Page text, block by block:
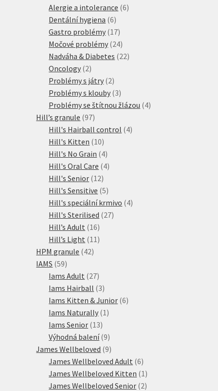
produktů
Alergie a intolerance 66
Dentální hygiena 66
produktů
Gastro problémy 1717
produktů
Močové problémy 2424
produktů
Nadváha & Diabetes 2222
Oncology 22
produkty
Problémy s játry 22
produkty
Problémy s klouby 33
produkty
Problémy se štítnou žlázou 44
Hill’s granule 9797
produktů
Hill's Hairball control 44
Hill's Kitten 1010
produktů
Hill's No Grain 44
produkty
Hill's Oral Care 44
Hill's Senior 1212
produktů
Hill's Sensitive 55
produktů
Hill's speciální krmivo 44
Hill's Sterilised 2727
Hill’s Adult 1616
produktů
Hill’s Light 11 11
HPM granule 4242
IAMS 5959
produktů
Iams Adult 2727
produktů
Iams Hairball 33
produkty
Iams Kitten & Junior 66
Iams Naturally 1 1
Iams Senior 1313
produktů
Výhodná balení 99
produktů
James Wellbeloved 99
produktů
James Wellbeloved Adult 66
produktů
James Wellbeloved Kitten 1 1
produkt
James Wellbeloved Senior 22